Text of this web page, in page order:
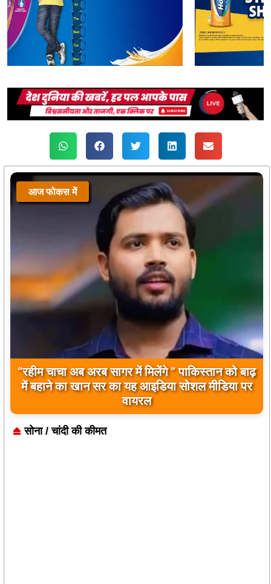
आज फोकस में
“रहीम चाचा अब अरब सागर में मिलेंगे ” पाकिस्तान को बाढ़
में बहाने का खान सर का यह आइडिया सोशल मीडिया पर
वायरल
सोना / चांदी की कीमत